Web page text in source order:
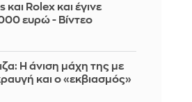
Rolex και έγινε
ευρώ - Βίντεο
Η άνιση μάχη της με
και ο «εκβιασμός»